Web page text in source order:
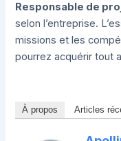
Responsable de
selon l’entreprise.
missions et les
pourrez acquérir tout
À propos Articles